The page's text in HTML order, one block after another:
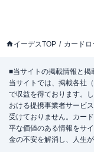
イーデスTOP カードロ
■当サイトの掲載情報と掲
当サイトでは、掲載各社
で収益を得ております。
おける提携事業者サービ
受けておりません。カー
平な価値のある情報をサ
金の不安を解消し、人生